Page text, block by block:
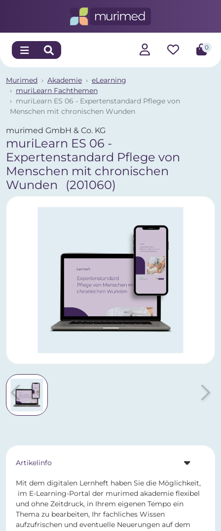
0
Murimed Akademie
eLearning
muriLearn Fachthemen
muriLearn ES 06 - Expertenstandard Pflege von
Menschen mit chronischen Wunden
murimed GmbH & Co. KG
muriLearn ES 06 -
Expertenstandard Pflege von
Menschen mit chronischen
Wunden
(201060)
Artikelinfo
Mit dem digitalen Lernheft haben Sie die Möglichkeit,
im E-Learning-Portal der murimed akademie flexibel
und ohne Zeitdruck, in Ihrem eigenen Tempo ein
Thema zu bearbeiten, Ihr fachliches Wissen
aufzufrischen und eventuelle Neuerungen auf dem